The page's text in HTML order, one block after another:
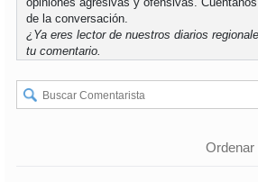
de la conversación.
¿Ya eres lector de nuestros diarios
tu comentario.
Ordenar